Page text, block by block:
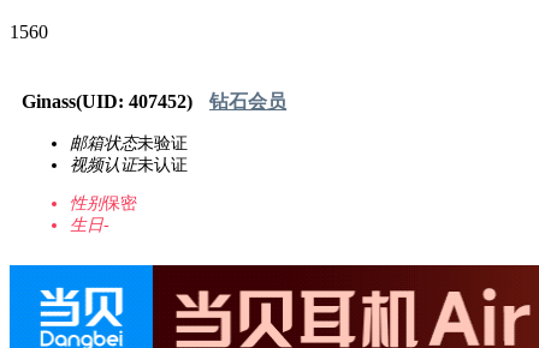
1560
Ginass(UID: 407452) 钻石会员
邮箱状态未验证
视频认证未认证
性别保密
生日-